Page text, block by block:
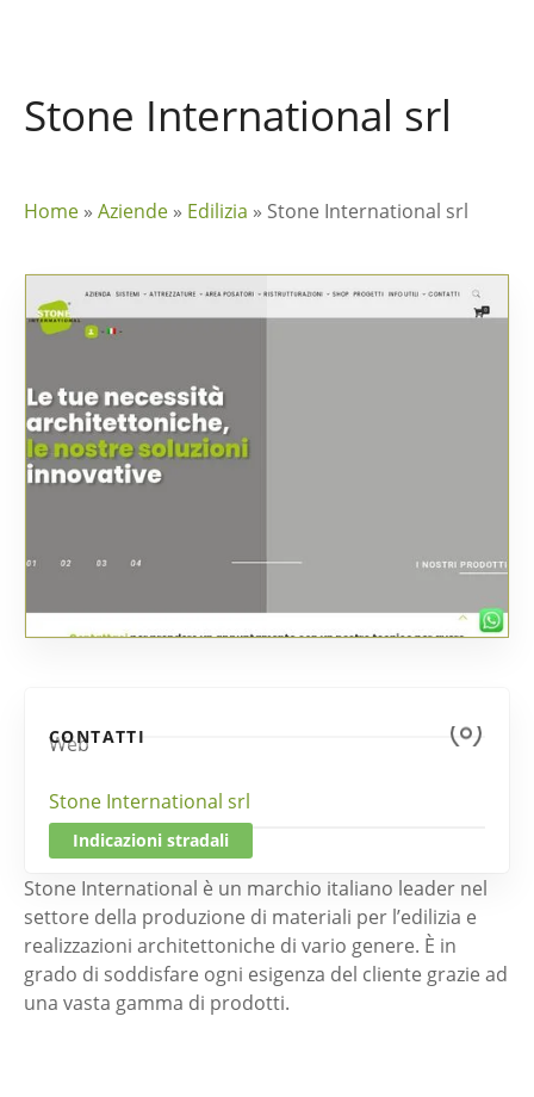
Stone International srl
Home » Aziende » Edilizia » Stone International srl
CONTATTI
Web
Stone International srl
Indicazioni stradali
Stone International è un marchio italiano leader nel
settore della produzione di materiali per l’edilizia e
realizzazioni architettoniche di vario genere. È in
grado di soddisfare ogni esigenza del cliente grazie ad
una vasta gamma di prodotti.